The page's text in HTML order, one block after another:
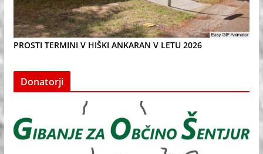
PROSTI TERMINI V HIŠKI ANKARAN V LETU 2026
Donatorji